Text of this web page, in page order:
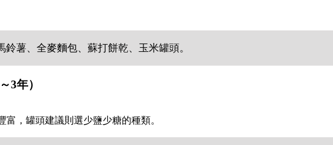
薯、全麥麵包、蘇打餅乾、玉米罐頭。
3年）
，罐頭建議則選少鹽少糖的種類。